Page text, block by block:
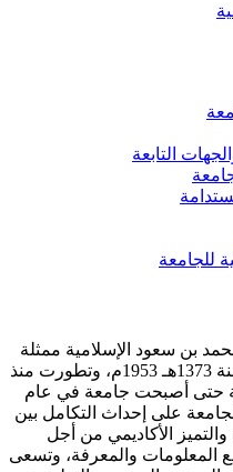
التابعة
للجامعة
بن سعود الإسلامية ممثلة
في كلية الشريعة في سنة 1373هـ 1953م، وتطورت منذ
حتى أصبحت جامعة في عام
الجامعة على إحداث التكامل بين
والتميز الأكاديمي من أجل
المعلومات والمعرفة، وتسعى